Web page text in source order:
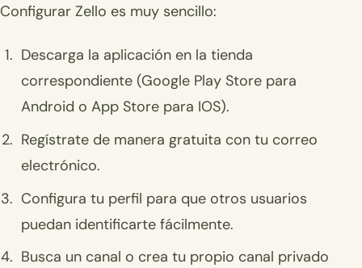
Configurar Zello es muy sencillo:
Descarga la aplicación en la tienda
correspondiente (Google Play Store para
Android o App Store para IOS).
Regístrate de manera gratuita con tu correo
electrónico.
Configura tu perfil para que otros usuarios
puedan identificarte fácilmente.
Busca un canal o crea tu propio canal privado